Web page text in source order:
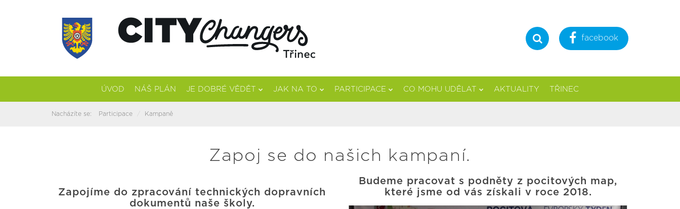
Hledat facebook
ÚVOD NÁŠ PLÁN JE DOBRÉ VĚDĚT JAK NA TO PARTICIPACE CO MOHU UDĚLAT AKTUALITY TŘINEC
Nacházíte se: Participace Kampaně
Zapoj se do našich kampaní.
Zapojíme do zpracování technických dopravních
dokumentů naše školy.
Budeme pracovat s podněty z pocitových map,
které jsme od vás získali v roce 2018.